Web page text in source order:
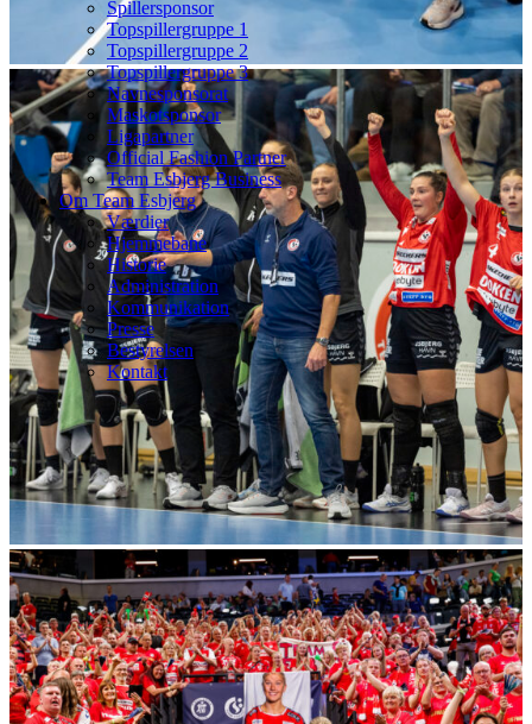
Spillersponsor
Topspillergruppe 1
Topspillergruppe 2
Topspillergruppe 3
Navnesponsorat
Maskotsponsor
Ligapartner
Official Fashion Partner
Team Esbjerg Business
Om Team Esbjerg
Værdier
Hjemmebane
Historie
Administration
Kommunikation
Presse
Bestyrelsen
Kontakt